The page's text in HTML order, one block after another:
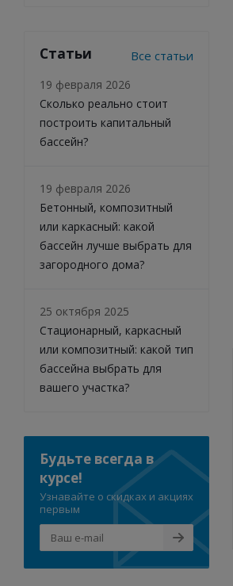
Статьи Все статьи
19 февраля 2026
Сколько реально стоит
построить капитальный
бассейн?
19 февраля 2026
Бетонный, композитный
или каркасный: какой
бассейн лучше выбрать для
загородного дома?
25 октября 2025
Стационарный, каркасный
или композитный: какой тип
бассейна выбрать для
вашего участка?
Будьте всегда в
курсе!
Узнавайте о скидках и акциях
первым